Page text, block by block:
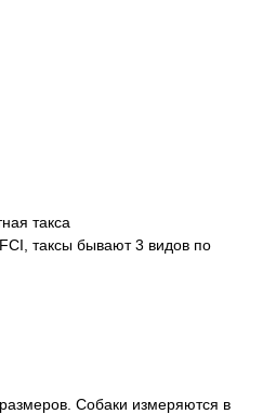
такса
таксы бывают 3 видов по
Собаки измеряются в